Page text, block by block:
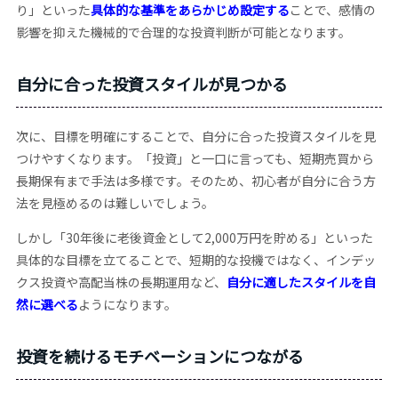
り」といった具体的な基準をあらかじめ設定することで、感情の
影響を抑えた機械的で合理的な投資判断が可能となります。
自分に合った投資スタイルが見つかる
次に、目標を明確にすることで、自分に合った投資スタイルを見
つけやすくなります。「投資」と一口に言っても、短期売買から
長期保有まで手法は多様です。そのため、初心者が自分に合う方
法を見極めるのは難しいでしょう。
しかし「30年後に老後資金として2,000万円を貯める」といった
具体的な目標を立てることで、短期的な投機ではなく、インデッ
クス投資や高配当株の長期運用など、 自分に適したスタイルを自
然に選べるようになります。
投資を続けるモチベーションにつながる